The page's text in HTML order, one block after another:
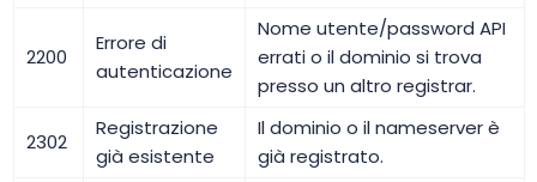
2200
Errore di
autenticazione
Nome utente/password API
errati o il dominio si trova
presso un altro registrar.
2302
Registrazione
già esistente
Il dominio o il nameserver è
già registrato.